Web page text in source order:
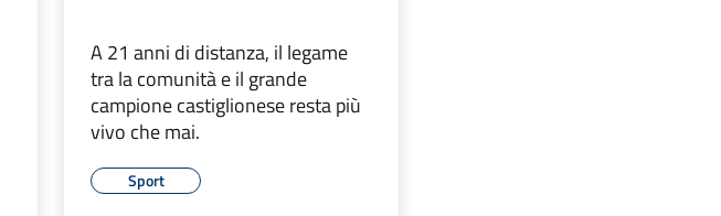
A 21 anni di distanza, il legame
tra la comunità e il grande
campione castiglionese resta più
vivo che mai.
Sport